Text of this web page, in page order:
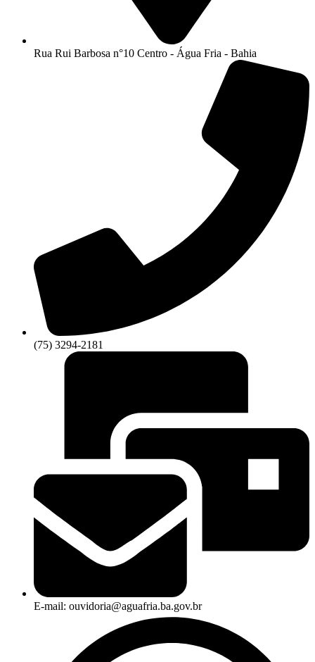
Rua Rui Barbosa n°10 Centro - Água Fria - Bahia
(75) 3294-2181
E-mail: ouvidoria@aguafria.ba.gov.br